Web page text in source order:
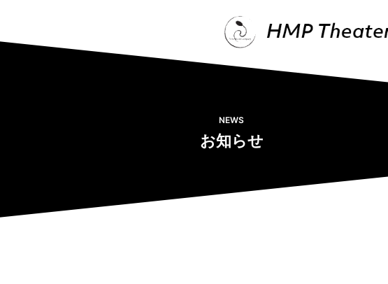
NEWS
お知らせ